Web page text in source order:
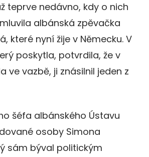
teprve nedávno, kdy o nich
albánská zpěvačka
které nyní žije v Německu. V
poskytla, potvrdila, že v
ve vazbě, ji znásilnil jeden z
šéfa albánského Ústavu
osoby Simona
sám býval politickým